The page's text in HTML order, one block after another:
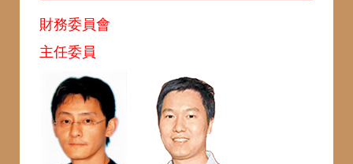
財務委員會
主任委員